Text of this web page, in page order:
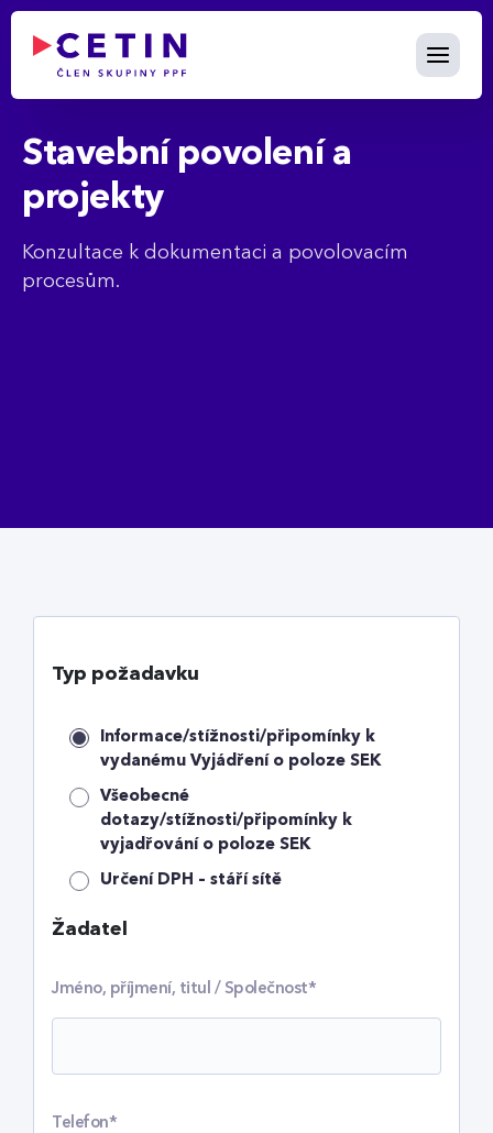
Skip to Main Content
Stavební povolení a projekty
Stavební povolení a
projekty
Konzultace k dokumentaci a povolovacím
procesům.
Typ požadavku
Informace/stížnosti/připomínky k
vydanému Vyjádření o poloze SEK
Všeobecné
dotazy/stížnosti/připomínky k
vyjadřování o poloze SEK
Určení DPH – stáří sítě
Žadatel
Jméno, příjmení, titul / Společnost*
Telefon*